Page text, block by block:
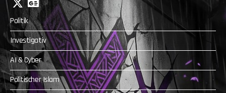
Politik
Investigativ
AI & Cyber
Politischer Islam